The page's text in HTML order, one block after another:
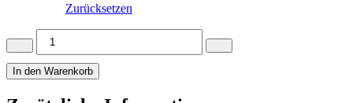
Zurücksetzen
Wunderschön
Ringe
aus
Edelstahl
In den Warenkorb